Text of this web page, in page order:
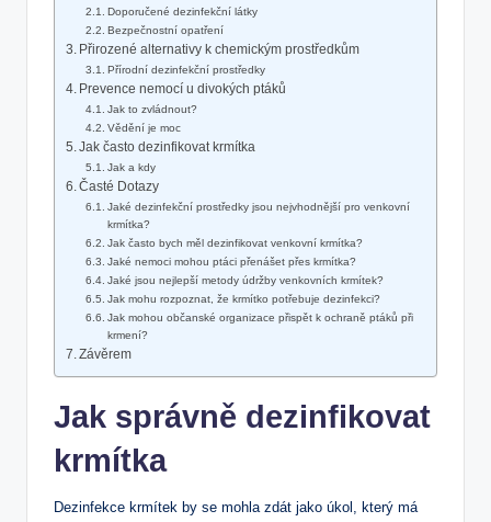
Doporučené dezinfekční látky
Bezpečnostní opatření
Přirozené alternativy k chemickým prostředkům
Přírodní dezinfekční prostředky
Prevence nemocí u divokých ptáků
Jak to zvládnout?
Vědění je moc
Jak často dezinfikovat krmítka
Jak a kdy
Časté Dotazy
Jaké dezinfekční prostředky jsou nejvhodnější pro venkovní
krmítka?
Jak často bych měl dezinfikovat venkovní krmítka?
Jaké nemoci mohou ptáci přenášet přes krmítka?
Jaké jsou nejlepší metody údržby venkovních krmítek?
Jak mohu rozpoznat, že krmítko potřebuje dezinfekci?
Jak mohou občanské organizace přispět k ochraně ptáků při
krmení?
Závěrem
Jak správně dezinfikovat
krmítka
Dezinfekce krmítek by se mohla zdát jako úkol, který má